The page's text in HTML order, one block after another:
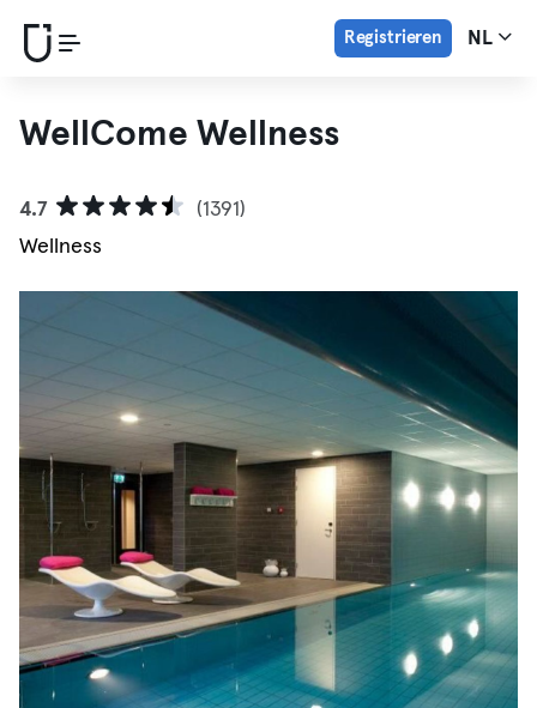
Registrieren NL
WellCome Wellness
4.7
(1391)
Wellness